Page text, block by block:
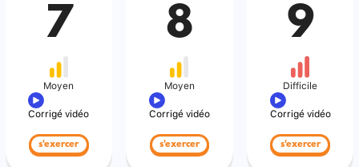
7
Moyen
Corrigé vidéo
s'exercer
8
Moyen
Corrigé vidéo
s'exercer
9
Difficile
Corrigé vidéo
s'exercer